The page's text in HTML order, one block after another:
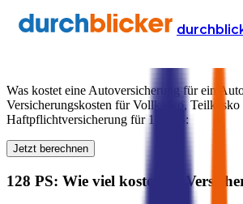
Versicherung Autoversicherung
PS in
Was kostet eine Autoversicherung für ein
Versicherungskosten für Vollkasko,
Haftpflichtversicherung für 128 PS:
Jetzt berechnen
128 PS: Wie viel kostet die